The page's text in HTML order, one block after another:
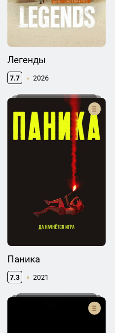
Легенды
7.7 2026
Паника
7.3 2021